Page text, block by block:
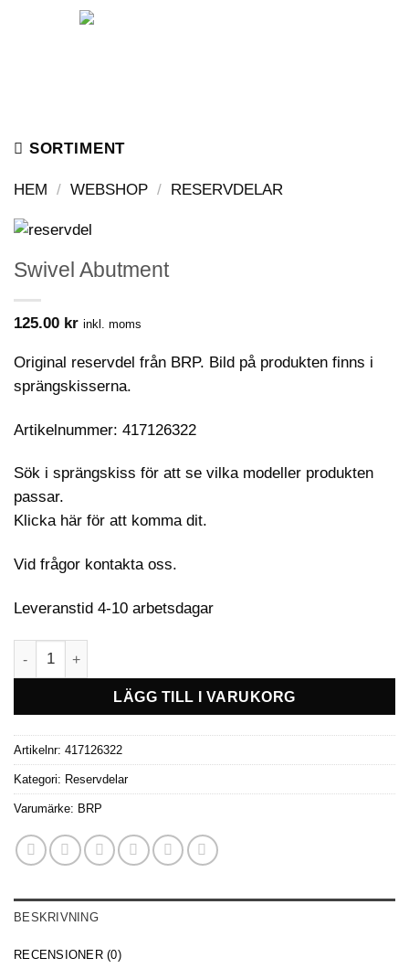
SORTIMENT
HEM / WEBSHOP / RESERVDELAR
Swivel Abutment
125.00 kr inkl. moms
Original reservdel från BRP. Bild på produkten finns i
sprängskisserna.
Artikelnummer: 417126322
Sök i sprängskiss för att se vilka modeller produkten
passar.
Klicka här för att komma dit.
Vid frågor kontakta oss.
Leveranstid 4-10 arbetsdagar
Swivel Abutment mängd
LÄGG TILL I VARUKORG
Artikelnr: 417126322
Kategori: Reservdelar
Varumärke: BRP
BESKRIVNING
RECENSIONER (0)